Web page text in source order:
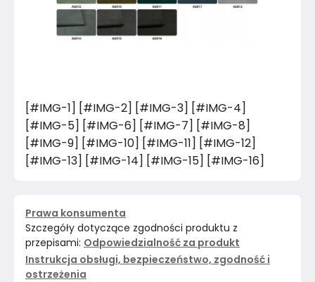
[#IMG-1] [#IMG-2] [#IMG-3] [#IMG-4]
[#IMG-5] [#IMG-6] [#IMG-7] [#IMG-8]
[#IMG-9] [#IMG-10] [#IMG-11] [#IMG-12]
[#IMG-13] [#IMG-14] [#IMG-15] [#IMG-16]
Prawa konsumenta
Szczegóły dotyczące zgodności produktu z
przepisami: Odpowiedzialność za produkt
Instrukcja obsługi, bezpieczeństwo, zgodność i
ostrzeżenia